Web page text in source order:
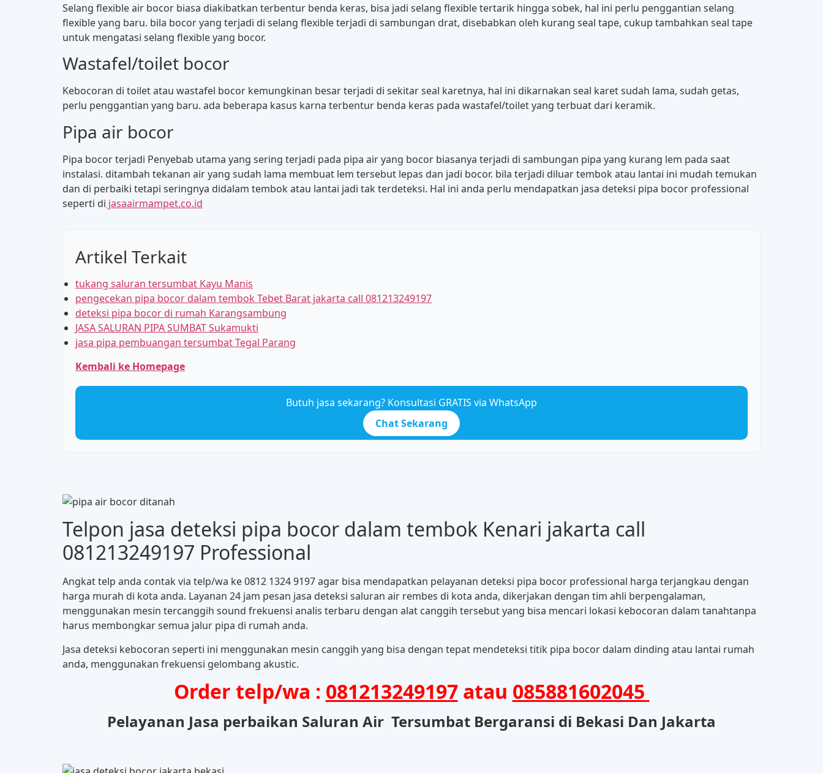
Selang flexible air bocor biasa diakibatkan terbentur benda keras, bisa jadi selang flexible tertarik hingga sobek, hal ini perlu penggantian selang
flexible yang baru. bila bocor yang terjadi di selang flexible terjadi di sambungan drat, disebabkan oleh kurang seal tape, cukup tambahkan seal tape
untuk mengatasi selang flexible yang bocor.
Wastafel/toilet bocor
Kebocoran di toilet atau wastafel bocor kemungkinan besar terjadi di sekitar seal karetnya, hal ini dikarnakan seal karet sudah lama, sudah getas,
perlu penggantian yang baru. ada beberapa kasus karna terbentur benda keras pada wastafel/toilet yang terbuat dari keramik.
Pipa air bocor
Pipa bocor terjadi Penyebab utama yang sering terjadi pada pipa air yang bocor biasanya terjadi di sambungan pipa yang kurang lem pada saat
instalasi. ditambah tekanan air yang sudah lama membuat lem tersebut lepas dan jadi bocor. bila terjadi diluar tembok atau lantai ini mudah temukan
dan di perbaiki tetapi seringnya didalam tembok atau lantai jadi tak terdeteksi. Hal ini anda perlu mendapatkan jasa deteksi pipa bocor professional
seperti di jasaairmampet.co.id
Artikel Terkait
tukang saluran tersumbat Kayu Manis
pengecekan pipa bocor dalam tembok Tebet Barat jakarta call 081213249197
deteksi pipa bocor di rumah Karangsambung
JASA SALURAN PIPA SUMBAT Sukamukti
jasa pipa pembuangan tersumbat Tegal Parang
Kembali ke Homepage
Butuh jasa sekarang? Konsultasi GRATIS via WhatsApp
Chat Sekarang
Telpon jasa deteksi pipa bocor dalam tembok Kenari jakarta call
081213249197 Professional
Angkat telp anda contak via telp/wa ke 0812 1324 9197 agar bisa mendapatkan pelayanan deteksi pipa bocor professional harga terjangkau dengan
harga murah di kota anda. Layanan 24 jam pesan jasa deteksi saluran air rembes di kota anda, dikerjakan dengan tim ahli berpengalaman,
menggunakan mesin tercanggih sound frekuensi analis terbaru dengan alat canggih tersebut yang bisa mencari lokasi kebocoran dalam tanahtanpa
harus membongkar semua jalur pipa di rumah anda.
Jasa deteksi kebocoran seperti ini menggunakan mesin canggih yang bisa dengan tepat mendeteksi titik pipa bocor dalam dinding atau lantai rumah
anda, menggunakan frekuensi gelombang akustic.
Order telp/wa : 081213249197atau 085881602045
Pelayanan Jasa perbaikan Saluran Air Tersumbat Bergaransi di Bekasi Dan Jakarta